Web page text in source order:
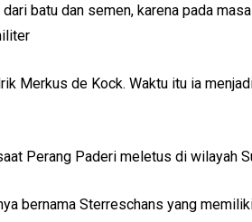
batu dan semen, karena pada
Merkus de Kock. Waktu itu ia
Perang Paderi meletus di wilayah
bernama Sterreschans yang